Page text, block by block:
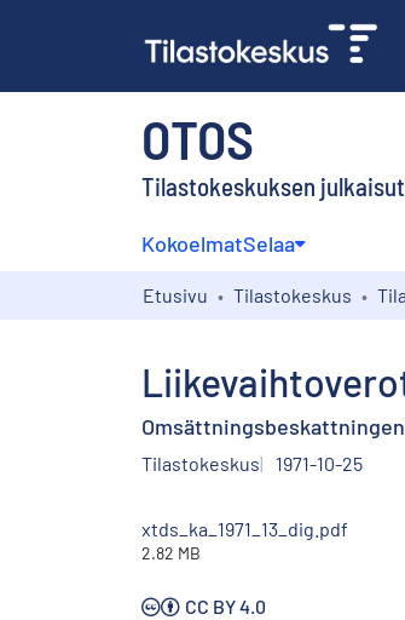
OTOS
Tilastokeskuksen
KokoelmatSelaa
Etusivu Tilastokeskus
Omsättningsbeskattningen
Tilastokeskus 1971-10-25
xtds_ka_1971_13_dig.pdf
2.82 MB
CC BY 4.0